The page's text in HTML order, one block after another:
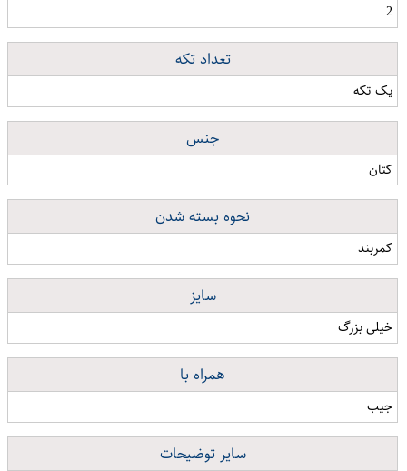
2
تعداد تکه
یک تکه
جنس
کتان
نحوه بسته شدن
کمربند
سایز
خیلی بزرگ
همراه با
جیب
سایر توضیحات